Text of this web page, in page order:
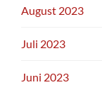
August 2023
Juli 2023
Juni 2023